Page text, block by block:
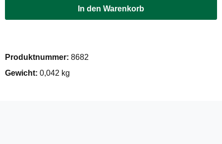
In den Warenkorb
Produktnummer: 8682
Gewicht: 0,042 kg